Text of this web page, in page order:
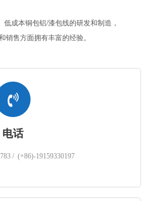
成本铜包铝/漆包线的研发和制造，
销售方面拥有丰富的经验。
电话
/ (+86)-19159330197